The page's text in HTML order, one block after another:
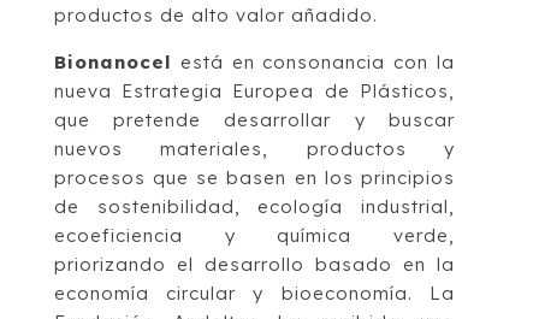
productos de alto valor añadido.
Bionanocel está en consonancia con la
nueva Estrategia Europea de Plásticos,
que pretende desarrollar y buscar
nuevos materiales, productos y
procesos que se basen en los principios
de sostenibilidad, ecología industrial,
ecoeficiencia y química verde,
priorizando el desarrollo basado en la
economía circular y bioeconomía. La